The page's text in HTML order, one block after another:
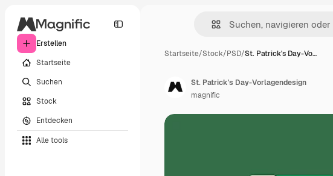
Erstellen
Startseite
Suchen
Stock
Entdecken
Alle tools
Startseite/Stock/PSD/St. Patrick's Day-Vo…
St. Patrick's Day-Vorlagendesign
magnific